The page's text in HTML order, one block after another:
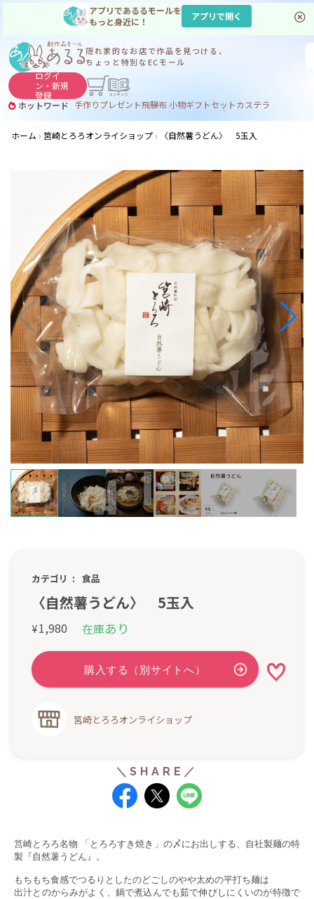
アプリであるるモールを
もっと身近に！
アプリで開く
隠れ家的なお店で作品を見つける、
ちょっと特別なECモール
ログイ
ン・新規
登録
ホットワード 手作りプレゼント飛騨布 小物ギフトセットカステラ
サヌカイト コーヒー
ジンギスカン
ホーム
筥崎とろろオンライショップ 〈自然薯うどん〉 5玉入
カテゴリ 食品
〈自然薯うどん〉 5玉入
¥1,980 在庫あり
筥崎とろろオンライショップ
筥崎とろろ名物 「とろろすき焼き」の〆にお出しする、自社製麺の特
製『自然薯うどん』。
もちもち食感でつるりとしたのどごしのやや太めの平打ち麺は
出汁とのからみがよく、鍋で煮込んでも茹で伸びしにくいのが特徴で